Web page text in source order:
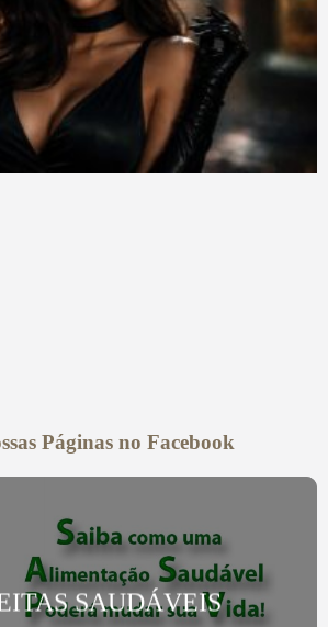
Páginas no Facebook
SAUDÁVEIS